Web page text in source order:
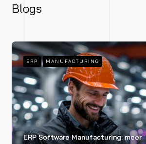
Blogs
ERP MANUFACTURING
ERP Software Manufacturing: meer